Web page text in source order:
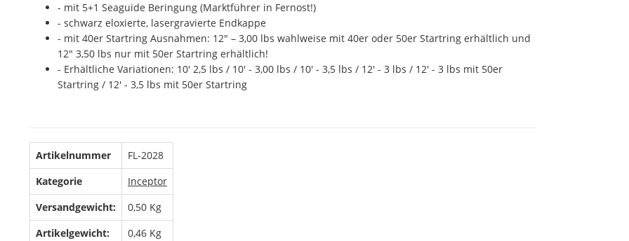
- mit 5+1 Seaguide Beringung (Marktführer in Fernost!)
- schwarz eloxierte, lasergravierte Endkappe
- mit 40er Startring Ausnahmen: 12" – 3,00 lbs wahlweise mit 40er oder 50er Startring erhältlich und
12" 3,50 lbs nur mit 50er Startring erhältlich!
- Erhältliche Variationen: 10' 2,5 lbs / 10' - 3,00 lbs / 10' - 3,5 lbs / 12' - 3 lbs / 12' - 3 lbs mit 50er
Startring / 12' - 3,5 lbs mit 50er Startring
Artikelnummer
FL-2028
Kategorie
Inceptor
Versandgewicht:
0,50 Kg
Artikelgewicht:
0,46 Kg